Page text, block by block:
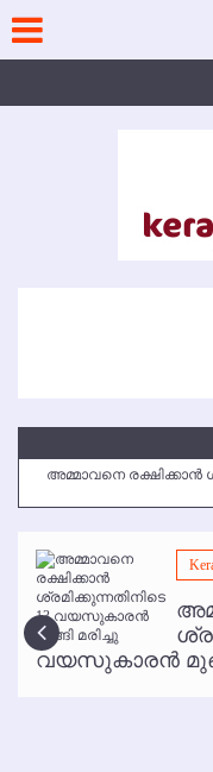
content
അമ്മാവനെ രക്ഷിക്കാന്‍
മമ്പുറം
ഇനി രമേശ്
കോഴിക്കോട്
വയസുകാരന്‍